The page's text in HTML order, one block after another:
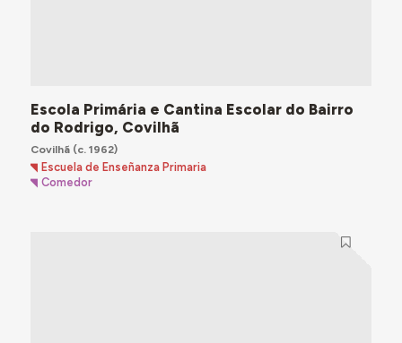
Escola Primária e Cantina Escolar do Bairro
do Rodrigo, Covilhã
Covilhã(c. 1962)
Escuela de Enseñanza Primaria
Comedor